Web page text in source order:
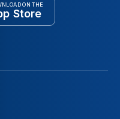
ON THE
Store